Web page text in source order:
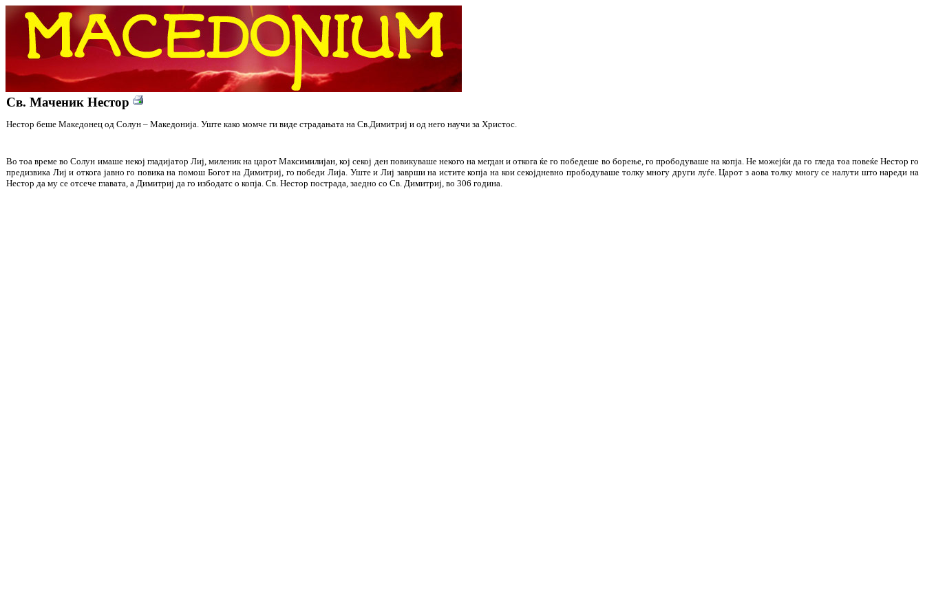
Св. Маченик Нестор
Нестор беше Македонец од Солун – Македонија. Уште како момче ги виде страдањата на Св.Димитриј и од него научи за Христос.
Во тоа време во Солун имаше некој гладијатор Лиј, миленик на царот Максимилијан, кој секој ден повикуваше некого на мегдан и откога ќе го победеше во борење, го прободуваше на копја. Не можејќи да го гледа тоа повеќе Нестор го
предизвика Лиј и откога јавно го повика на помош Богот на Димитриј, го победи Лија. Уште и Лиј заврши на истите копја на кои секојдневно прободуваше толку многу други луѓе. Царот з аова толку многу се налути што нареди на
Нестор да му се отсече главата, а Димитриј да го избодатс о копја. Св. Нестор пострада, заедно со Св. Димитриј, во 306 година.